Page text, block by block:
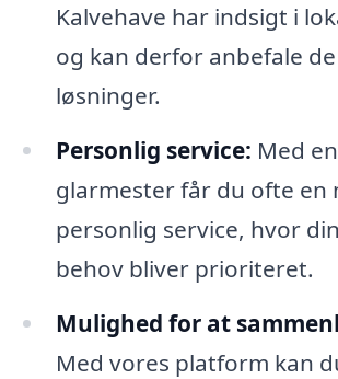
Kalvehave har indsigt i
og kan derfor anbefale
løsninger.
Personlig service: Med
glarmester får du ofte en
personlig service, hvor
behov bliver prioriteret.
Mulighed for at
Med vores platform kan